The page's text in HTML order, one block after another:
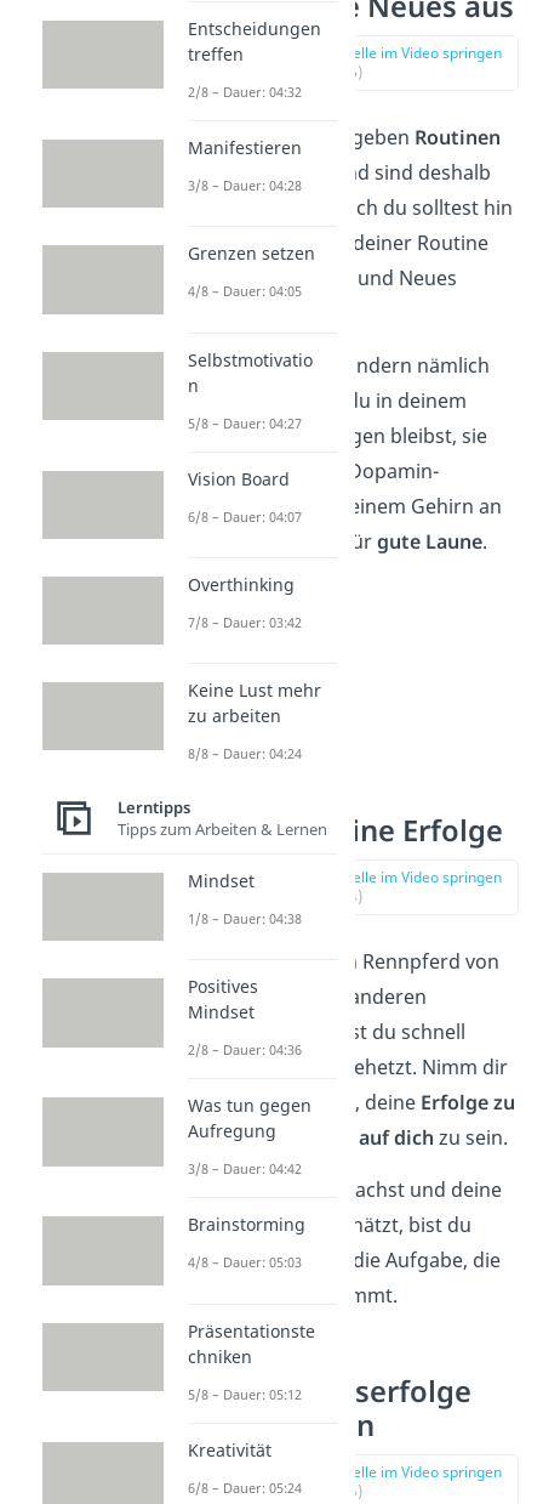
zur Stelle im Video springen
(03:06)
Normalerweise geben Routinen
dir Sicherheit und sind deshalb
etwas Gutes. Doch du solltest hin
und wieder aus deiner Routine
herauskommen und Neues
Abenteuerverhindern nämlich
nicht nur, dass du in deinem
Alltagstrott hängen bleibst, sie
regen auch die Dopamin-
Produktion in deinem Gehirn an
und sorgen so fürgute Laune.
8. Feier deine Erfolge
zur Stelle im Video springen
(03:24)
Wenn du wie ein Rennpferd von
einem Ziel zum anderen
galoppierst, wirst du schnell
getrieben und gehetzt. Nimm dir
bewusst die Zeit, deine Erfolge zu
feiernund stolz auf dich zu sein.
Indem du das machst und deine
Leistung wertschätzt, bist du
motivierter
für die Aufgabe, die
als Nächstes kommt.
9. Sieh Misserfolge
als Chancen
zur Stelle im Video springen
(03:45)
Entscheidungen
treffen
2/8 – Dauer: 04:32
Manifestieren
3/8 – Dauer: 04:28
Grenzen setzen
4/8 – Dauer: 04:05
Selbstmotivatio
n
5/8 – Dauer: 04:27
Vision Board
6/8 – Dauer: 04:07
Overthinking
7/8 – Dauer: 03:42
Keine Lust mehr
zu arbeiten
8/8 – Dauer: 04:24
Lerntipps
Tipps zum Arbeiten & Lernen
Mindset
1/8 – Dauer: 04:38
Positives
Mindset
2/8 – Dauer: 04:36
Was tun gegen
Aufregung
3/8 – Dauer: 04:42
Brainstorming
4/8 – Dauer: 05:03
Präsentationste
chniken
5/8 – Dauer: 05:12
Kreativität
6/8 – Dauer: 05:24